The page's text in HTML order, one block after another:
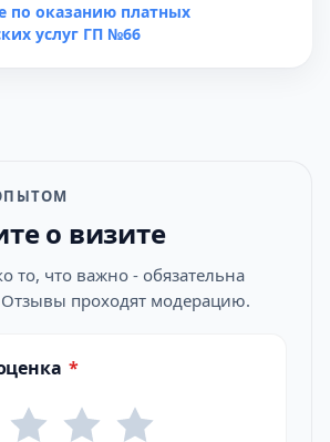
по оказанию платных
услуг ГП №66
о визите
то, что важно - обязательна
проходят модерацию.
*